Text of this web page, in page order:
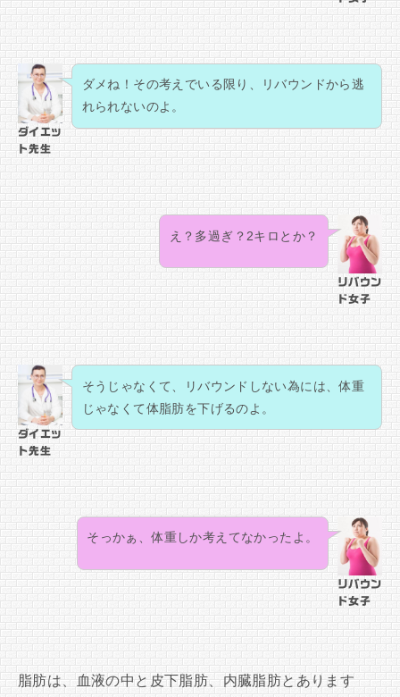
ダイエッ
ト先生
ダメね！その考えでいる限り、リバウンドから逃
れられないのよ。
リバウン
ド女子
え？多過ぎ？2キロとか？
ダイエッ
ト先生
そうじゃなくて、リバウンドしない為には、体重
じゃなくて体脂肪を下げるのよ。
リバウン
ド女子
そっかぁ、体重しか考えてなかったよ。
脂肪は、血液の中と皮下脂肪、内臓脂肪とあります